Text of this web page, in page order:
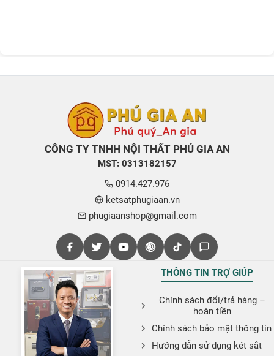
CÔNG TY TNHH NỘI THẤT PHÚ GIA AN
MST: 0313182157
0914.427.976
ketsatphugiaan.vn
phugiaanshop@gmail.com
THÔNG TIN TRỢ GIÚP
Chính sách đổi/trả hàng –
hoàn tiền
Chính sách bảo mật thông tin
Hướng dẫn sử dụng két sắt